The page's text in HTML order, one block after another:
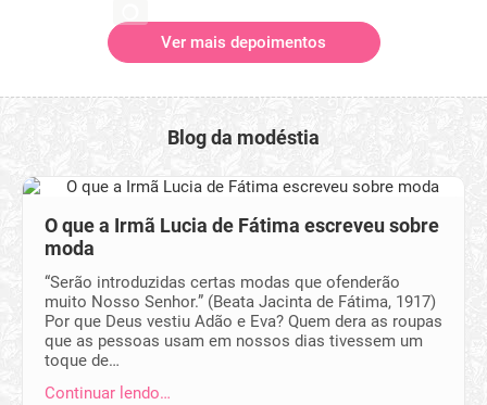
Ver mais depoimentos
Blog da modéstia
O que a Irmã Lucia de Fátima escreveu sobre
moda
“Serão introduzidas certas modas que ofenderão
muito Nosso Senhor.” (Beata Jacinta de Fátima, 1917)
Por que Deus vestiu Adão e Eva? Quem dera as roupas
que as pessoas usam em nossos dias tivessem um
toque de…
Continuar lendo…